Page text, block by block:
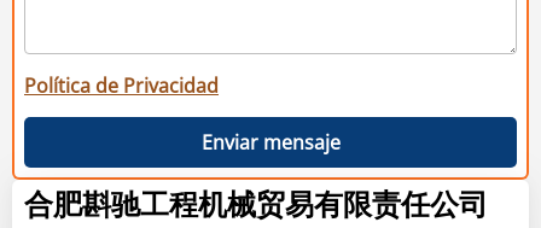
Política de Privacidad
Enviar mensaje
合肥斟驰工程机械贸易有限责任公司